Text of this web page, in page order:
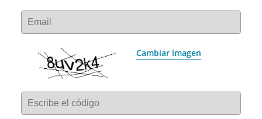
Email
Cambiar imagen
Escribe el código